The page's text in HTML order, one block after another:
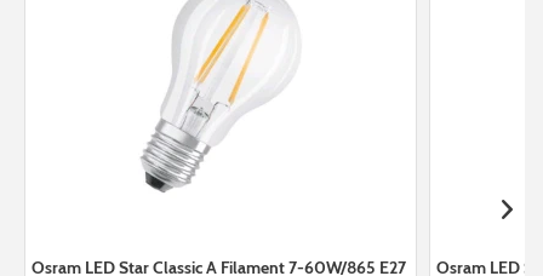
Osram LED Star Classic A Filament 7-60W/865 E27
Osram LED